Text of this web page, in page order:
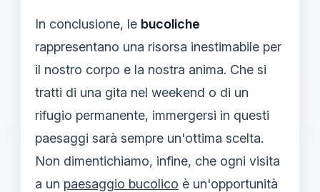
In conclusione, le bucoliche
rappresentano una risorsa inestimabile per
il nostro corpo e la nostra anima. Che si
tratti di una gita nel weekend o di un
rifugio permanente, immergersi in questi
paesaggi sarà sempre un'ottima scelta.
Non dimentichiamo, infine, che ogni visita
a un paesaggio bucolico è un'opportunità